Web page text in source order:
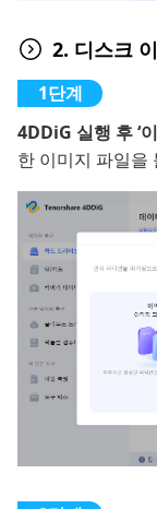
2. 디스크
4DDiG 실행 후 ‘
한 이미지 파일을